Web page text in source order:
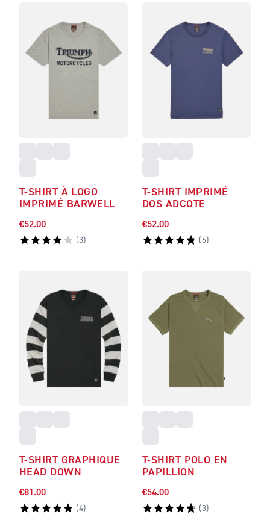
T-SHIRT À LOGO
IMPRIMÉ BARWELL
€52.00
(3)
T-SHIRT IMPRIMÉ
DOS ADCOTE
€52.00
(6)
T-SHIRT GRAPHIQUE
HEAD DOWN
€81.00
(4)
T-SHIRT POLO EN
PAPILLION
€54.00
(3)